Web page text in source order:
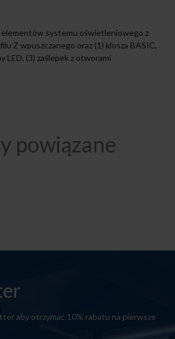
elementów systemu oświetleniowego z
Z wpuszczanego oraz (1) klosza BASIC,
LED, (3) zaślepek z otworami
powiązane
aby otrzymać 10% rabatu na pierwsze